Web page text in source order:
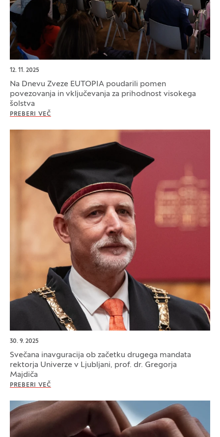
12. 11. 2025
Na Dnevu Zveze EUTOPIA poudarili pomen
povezovanja in vključevanja za prihodnost visokega
šolstva
PREBERI VEČ
30. 9. 2025
Svečana inavguracija ob začetku drugega mandata
rektorja Univerze v Ljubljani, prof. dr. Gregorja
Majdiča
PREBERI VEČ